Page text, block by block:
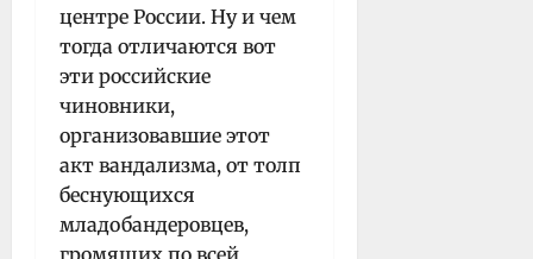
центре России. Ну и чем
тогда отличаются вот
эти российские
чиновники,
организовавшие этот
акт вандализма, от толп
беснующихся
младобандеровцев,
громящих по всей